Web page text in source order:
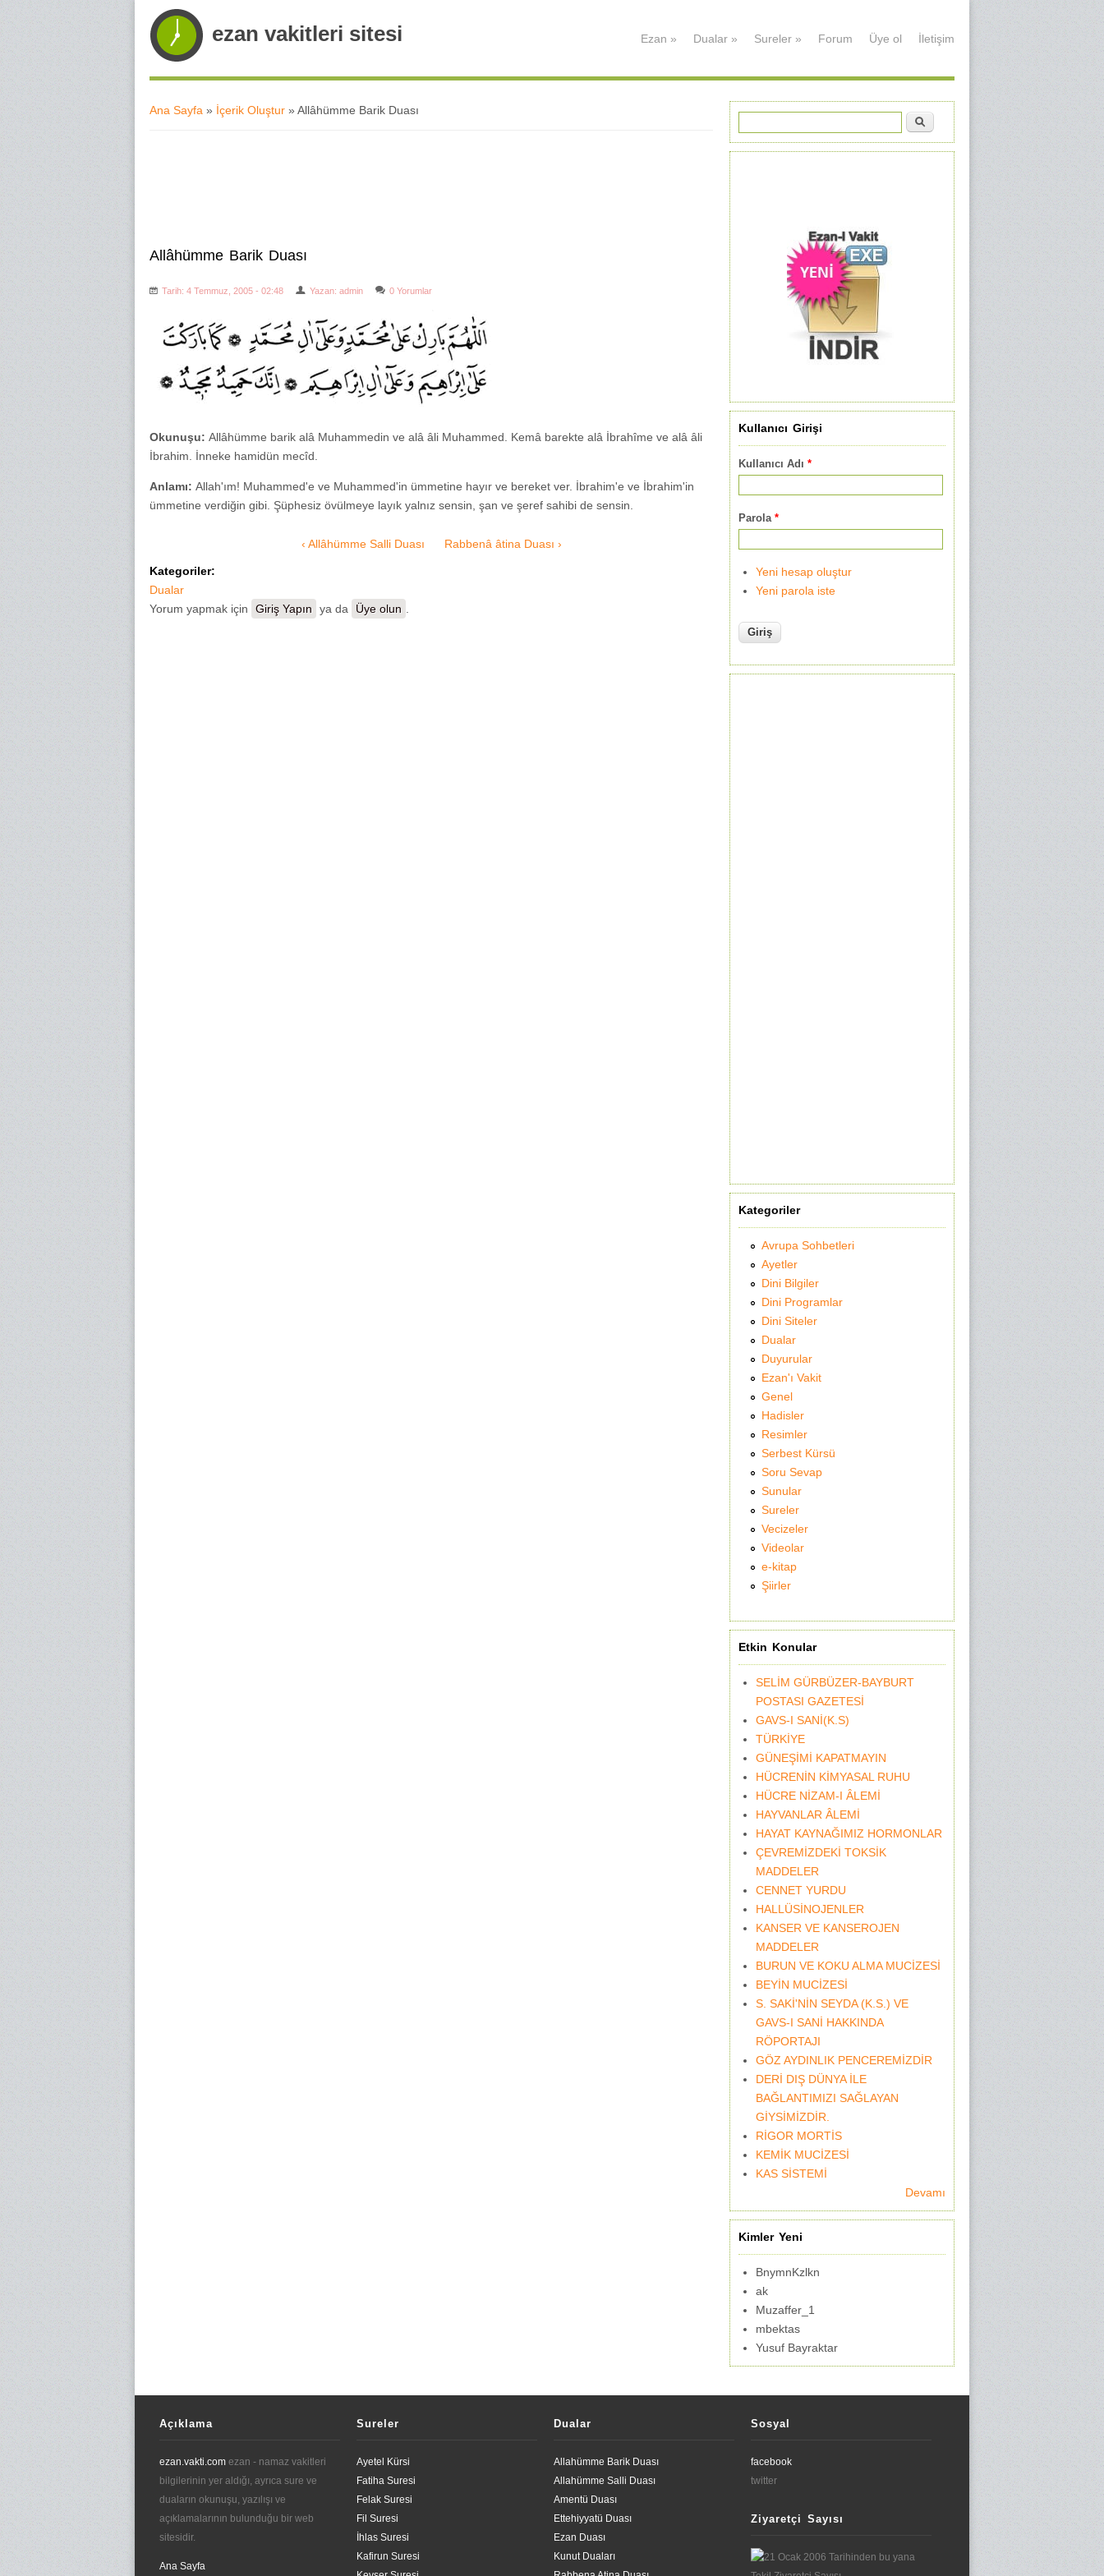
ezan vakitleri sitesi Ezan » Dualar » Sureler » Forum Üye ol İletişim
Ana Sayfa » İçerik Oluştur » Allâhümme Barik Duası
Allâhümme Barik Duası
Tarih: 4 Temmuz, 2005 - 02:48 Yazan: admin 0 Yorumlar
Okunuşu: Allâhümme barik alâ Muhammedin ve alâ âli Muhammed. Kemâ barekte alâ İbrahîme ve alâ âli
İbrahim. İnneke hamidün mecîd.
Anlamı: Allah'ım! Muhammed'e ve Muhammed'in ümmetine hayır ve bereket ver. İbrahim'e ve İbrahim'in
ümmetine verdiğin gibi. Şüphesiz övülmeye layık yalnız sensin, şan ve şeref sahibi de sensin.
‹ Allâhümme Salli Duası Rabbenâ âtina Duası ›
Kategoriler:
Dualar
Yorum yapmak için
Giriş Yapın ya da Üye olun
Arama formu
Ara
Kullanıcı Girişi
Kullanıcı Adı *
Parola *
Yeni hesap oluştur
Yeni parola iste
Kategoriler
Avrupa Sohbetleri
Ayetler
Dini Bilgiler
Dini Programlar
Dini Siteler
Dualar
Duyurular
Ezan'ı Vakit
Genel
Hadisler
Resimler
Serbest Kürsü
Soru Sevap
Sunular
Sureler
Vecizeler
Videolar
e-kitap
Şiirler
Etkin Konular
SELİM GÜRBÜZER-BAYBURT
POSTASI GAZETESİ
GAVS-I SANİ(K.S)
TÜRKİYE
GÜNEŞİMİ KAPATMAYIN
HÜCRENİN KİMYASAL RUHU
HÜCRE NİZAM-I ÂLEMİ
HAYVANLAR ÂLEMİ
HAYAT KAYNAĞIMIZ HORMONLAR
ÇEVREMİZDEKİ TOKSİK
MADDELER
CENNET YURDU
HALLÜSİNOJENLER
KANSER VE KANSEROJEN
MADDELER
BURUN VE KOKU ALMA MUCİZESİ
BEYİN MUCİZESİ
S. SAKİ'NİN SEYDA (K.S.) VE
GAVS-I SANİ HAKKINDA
RÖPORTAJI
GÖZ AYDINLIK PENCEREMİZDİR
DERİ DIŞ DÜNYA İLE
BAĞLANTIMIZI SAĞLAYAN
GİYSİMİZDİR.
RİGOR MORTİS
KEMİK MUCİZESİ
KAS SİSTEMİ
Devamı
Kimler Yeni
BnymnKzlkn
ak
Muzaffer_1
mbektas
Yusuf Bayraktar
Açıklama
ezan.vakti.com ezan - namaz vakitleri
bilgilerinin yer aldığı, ayrıca sure ve
duaların okunuşu, yazılışı ve
açıklamalarının bulunduğu bir web
sitesidir.
Ana Sayfa
Sureler
Ayetel Kürsi
Fatiha Suresi
Felak Suresi
Fil Suresi
İhlas Suresi
Kafirun Suresi
Dualar
Allahümme Barik Duası
Allahümme Salli Duası
Amentü Duası
Ettehiyyatü Duası
Ezan Duası
Kunut Duaları
Sosyal
facebook
twitter
Ziyaretçi Sayısı